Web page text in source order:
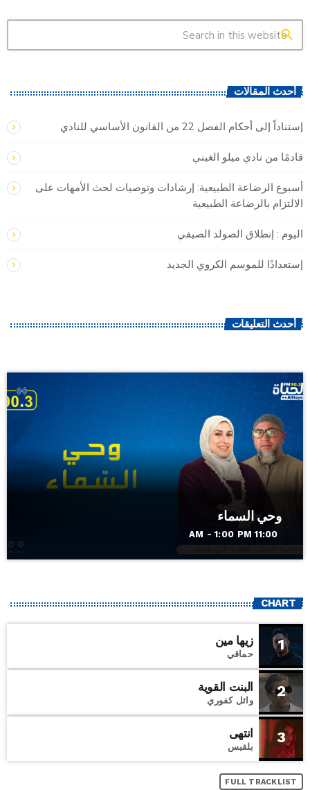
search
أحدث المقالات
إستناداً إلى أحكام الفصل 22 من القانون الأساسي للنادي
قادمًا من نادي ميلو الغيني
أسبوع الرضاعة الطبيعية: إرشادات وتوصيات لحث الأمهات على
الالتزام بالرضاعة الطبيعية
اليوم : إنطلاق الصولد الصيفي
إستعدادًا للموسم الكروي الجديد
أحدث التعليقات
وحي السماء
11:00 AM - 1:00 PM
CHART
1 زيها مين
حماقي
2 البنت القوية
وائل كفوري
3 انتهى
بلقيس
FULL TRACKLIST